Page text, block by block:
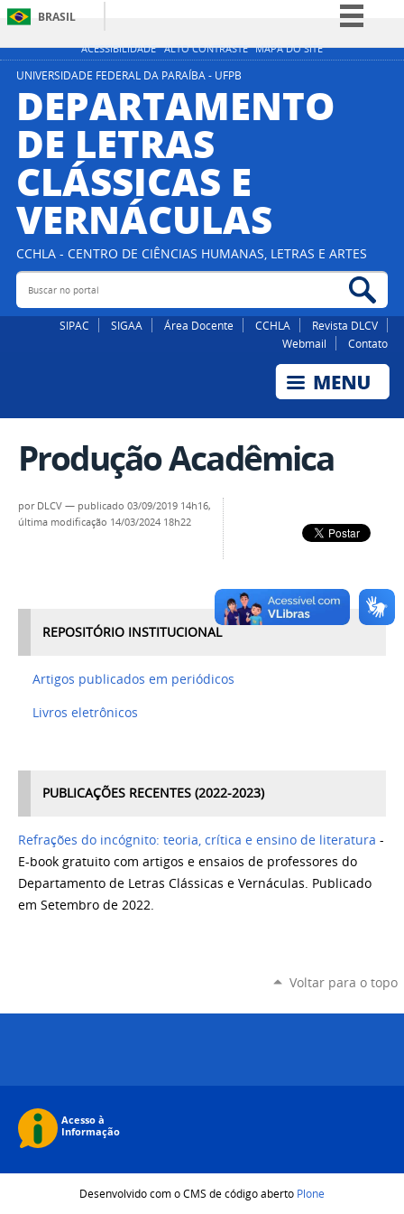
ACESSIBILIDADE ALTO CONTRASTE MAPA DO SITE
BRASIL
Simplifique!
Participe
UNIVERSIDADE FEDERAL DA PARAÍBA - UFPB
DEPARTAMENTO
DE LETRAS
CLÁSSICAS E
VERNÁCULAS
CCHLA - CENTRO DE CIÊNCIAS HUMANAS, LETRAS E ARTES
Buscar no portal
SIPAC SIGAA Área Docente CCHLA
Revista DLCV
Webmail
Contato
Produção Acadêmica
por DLCV — publicado 03/09/2019 14h16,
última modificação 14/03/2024 18h22
REPOSITÓRIO INSTITUCIONAL
Artigos publicados em periódicos
Livros eletrônicos
PUBLICAÇÕES RECENTES (2022-2023)
Refrações do incógnito: teoria, crítica e ensino de literatura -
E-book gratuito com artigos e ensaios de professores do
Departamento de Letras Clássicas e Vernáculas. Publicado
em Setembro de 2022.
Voltar para o topo
Desenvolvido com o CMS de código aberto Plone